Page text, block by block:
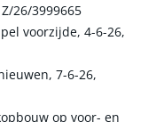
26/3999665
voorzijde, 4-6-26,
7-6-26,
op voor- en